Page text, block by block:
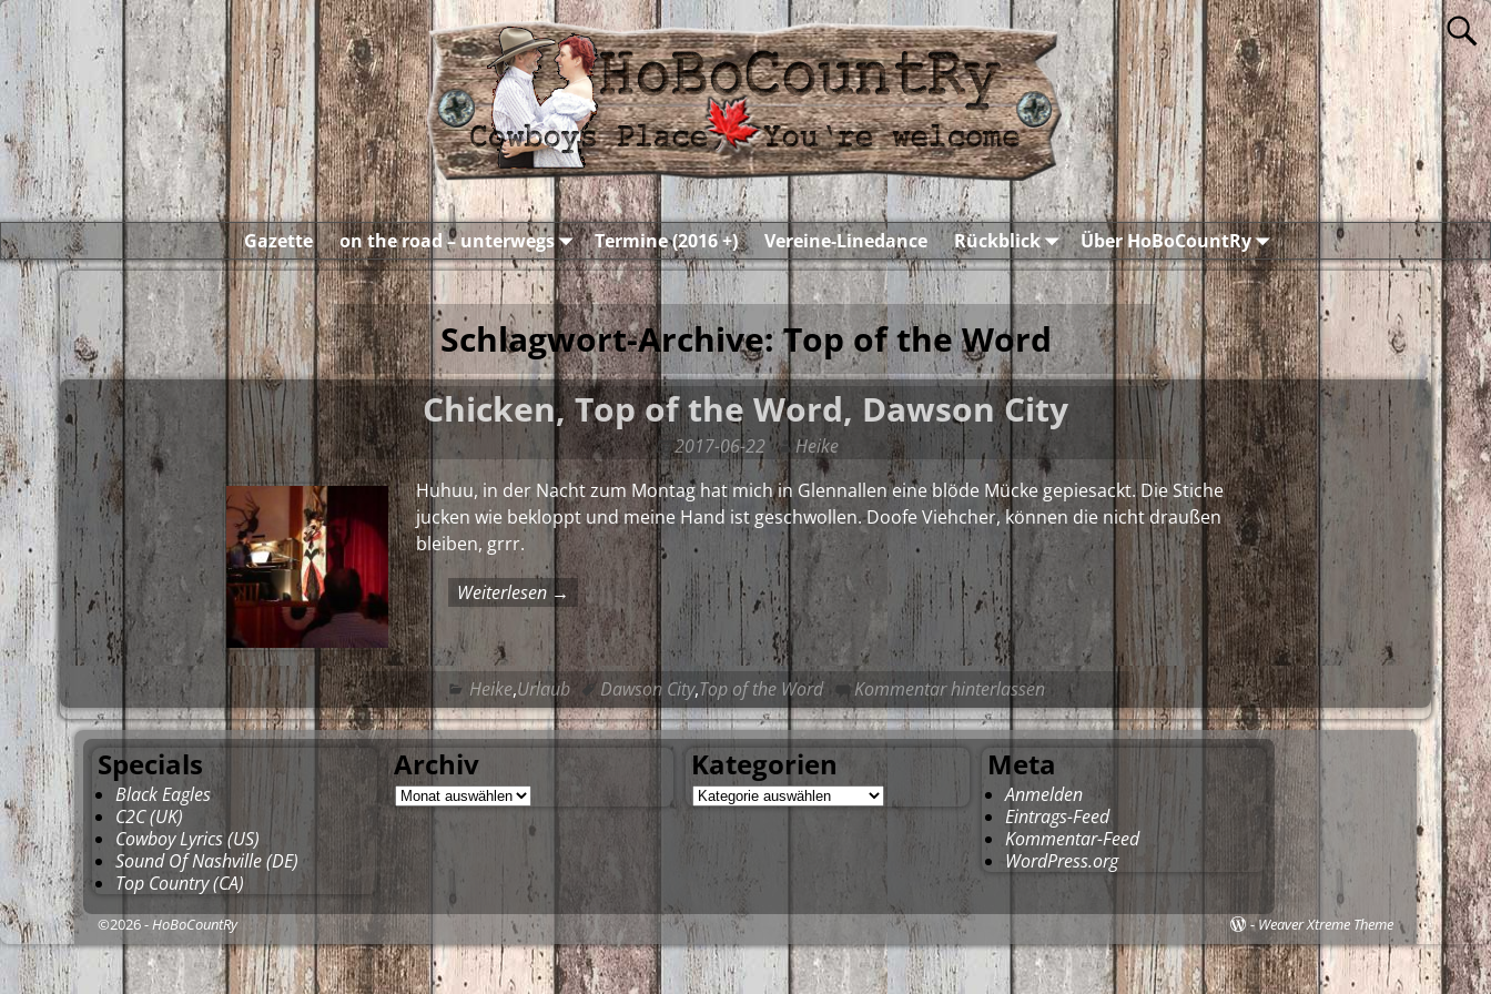
Gazette on the road – unterwegs Termine (2016 +) Vereine-Linedance Rückblick Über HoBoCountRy
Schlagwort-Archive:Top of the Word
Chicken, Top of the Word, Dawson City
2017-06-22
Heike
Huhuu, in der Nacht zum Montag hat mich in Glennallen eine blöde Mücke gepiesackt. Die Stiche
jucken wie bekloppt und meine Hand ist geschwollen. Doofe Viehcher, können die nicht draußen
bleiben, grrr.
Weiterlesen →
Heike,Urlaub Dawson City,Top of the Word Kommentar hinterlassen
Specials
Black Eagles
C2C (UK)
Cowboy Lyrics (US)
Sound Of Nashville (DE)
Top Country (CA)
Archiv Kategorien Meta
Anmelden
Eintrags-Feed
Kommentar-Feed
WordPress.org
©2026 -HoBoCountRy -Weaver Xtreme Theme